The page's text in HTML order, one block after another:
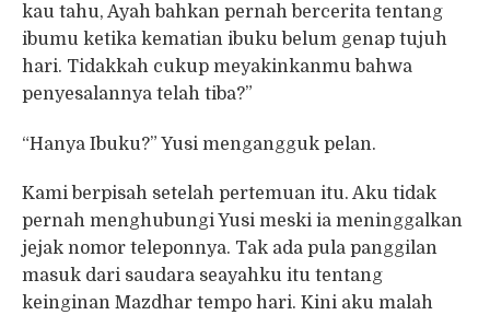
kau tahu, Ayah bahkan pernah bercerita tentang
ibumu ketika kematian ibuku belum genap tujuh
hari. Tidakkah cukup meyakinkanmu bahwa
penyesalannya telah tiba?”
“Hanya Ibuku?” Yusi mengangguk pelan.
Kami berpisah setelah pertemuan itu. Aku tidak
pernah menghubungi Yusi meski ia meninggalkan
jejak nomor teleponnya. Tak ada pula panggilan
masuk dari saudara seayahku itu tentang
keinginan Mazdhar tempo hari. Kini aku malah